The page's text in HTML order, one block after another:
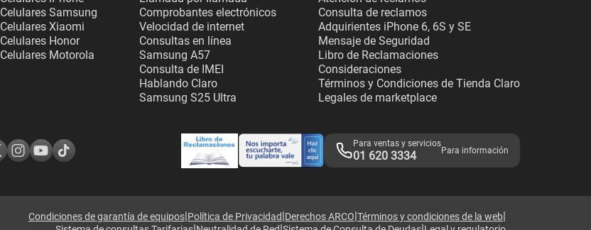
Celulares Samsung
Celulares Xiaomi
Celulares Honor
Celulares Motorola
Comprobantes electrónicos
Velocidad de internet
Consultas en línea
Samsung A57
Consulta de IMEI
Hablando Claro
Samsung S25 Ultra
Consulta de reclamos
Adquirientes iPhone 6, 6S y SE
Mensaje de Seguridad
Libro de Reclamaciones
Consideraciones
Términos y Condiciones de Tienda Claro
Legales de marketplace
Para ventas y servicios
01 620 3334 Para información
Condiciones de garantía de equipos|Política de Privacidad|Derechos ARCO|Términos y condiciones de la web|